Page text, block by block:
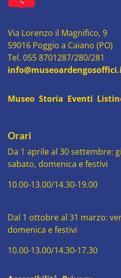
Via Lorenzo il Magnifico, 9
59016 Poggio a Caiano (PO)
Tel. 055 8701287/280/281
Museo Storia Eventi
Orari
Da 1 aprile al 30 settembre:
sabato, domenica e festivi
10.00-13.00/14.30-19.00
Dal 1 ottobre al 31 marzo:
domenica e festivi
10.00-13.00/14.30-17.30